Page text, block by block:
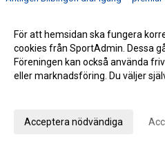
Glädje och jubel - stort bildspel från
Full fart även andra helgen av
Första matchen på Ulvesborg – årets
Ulvesborg
För att hemsidan ska fungera
cookies från SportAdmin. Dessa
Föreningen kan också använda
eller marknadsföring. Du väljer
Acceptera nödvändiga